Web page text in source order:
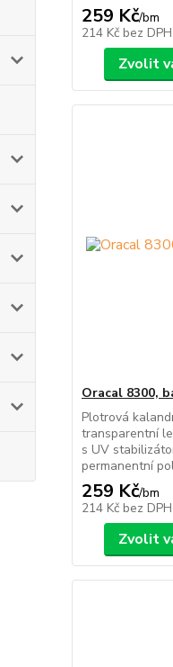
259 Kč/bm
214 Kč bez DPH
Zvolit
Oracal 8300,
Plotrová
transparentní
s UV
permanentní
259 Kč/bm
214 Kč bez DPH
Zvolit